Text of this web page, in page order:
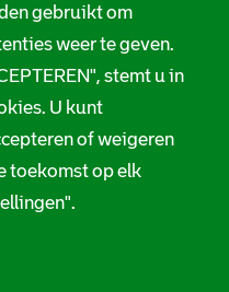
gebruikt om
weer te geven.
stemt u in
U kunt
of weigeren
toekomst op elk